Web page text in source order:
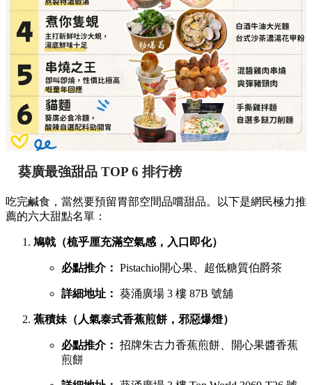
葵廣最強甜品 TOP 6 排行榜
吃完鹹食，當然要預留胃部空間品嚐甜品。以下是網民極力推
薦的六大甜點名單：
鳩戟（梳乎厘充滿空氣感，入口即化）
必點推介： Pistachio開心果、超低糖質伯爵茶
詳細地址： 葵涌廣場 3 樓 87B 號舖
蕉積妹（人氣泰式香蕉煎餅，邪惡爆燈）
必點推介： 招牌朱古力香蕉煎餅、開心果醬香蕉
煎餅